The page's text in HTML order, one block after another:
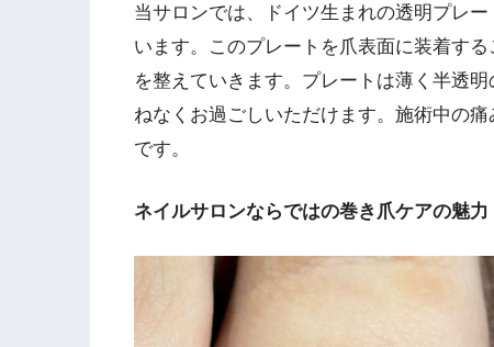
当サロンでは、ドイツ生まれの透明プレ
います。このプレートを爪表面に装着す
を整えていきます。プレートは薄く半透
ねなくお過ごしいただけます。施術中の
です。
ネイルサロンならではの巻き爪ケアの魅力